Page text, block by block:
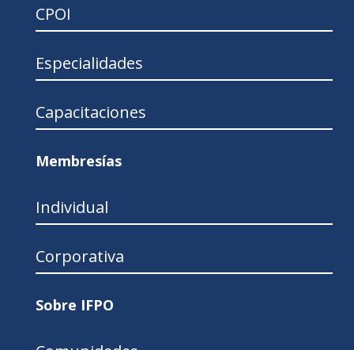
CPOI
Especialidades
Capacitaciones
Membresías
Individual
Corporativa
Sobre IFPO